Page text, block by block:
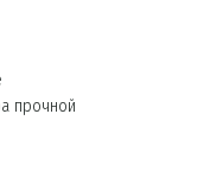
прочной